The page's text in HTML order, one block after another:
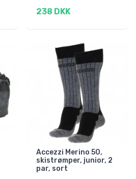
238 DKK
Accezzi Merino 50,
skistrømper, junior, 2
par, sort